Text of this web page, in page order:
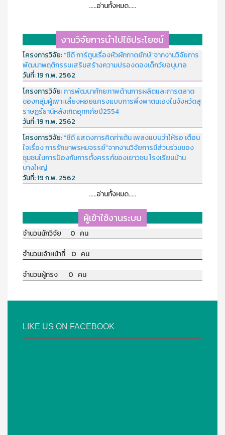
.....อ่านทั้งหมด.....
งานวิจัยการนำไปใช้ประโยชน์
โครงการวิจัย:“ซีดี การ์ตูนเรื่องหัวผักกาดยักษ์”จากงานวิจัยการ
พัฒนาพฤติกรรมเสริมสร้างความปรองดองเด็กวัยอนุบาล
วันที่:19 ก.พ. 2562
โครงการวิจัย:การพัฒนาศักยภาพด้านการผลิตและการตลาด
ของกลุ่มผู้เพาะเลี้ยงหอยแครงแบบการพึ่งพาตนเองในจังหวัดสุ
ราษฏร์ธานีหลังเกิดอุทกภัยปี2554
วันที่:19 ก.พ. 2562
โครงการวิจัย:“ซีดี แสดงการคิดท่าเต้น เพลงแบบว่าให้รอ เตือน
ใจเรื่อง การรักษาพรหมจรรย์”จากงานวิจัยการมีส่วนร่วมของ
ชุมชนในการป้องกันการตั้งครรภ์ของเยาวชน โรงเรียนบ้าน
บางใหญ่
วันที่:19 ก.พ. 2562
.....อ่านทั้งหมด.....
ผู้เข้าใช้งานระบบ
จำนวนนักวิจัย 0 คน
จำนวนเจ้าหน้าที่ 0 คน
จำนวนผู้ทรง 0 คน
LIKE US ON FACEBOOK